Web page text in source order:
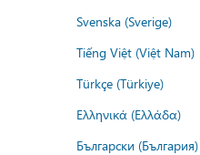
Svenska (Sverige)
Tiếng Việt (Việt Nam)
Türkçe (Türkiye)
Ελληνικά (Ελλάδα)
Български (България)